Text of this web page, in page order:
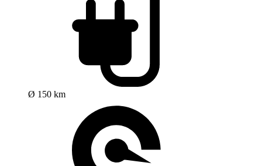
Ø 150 km